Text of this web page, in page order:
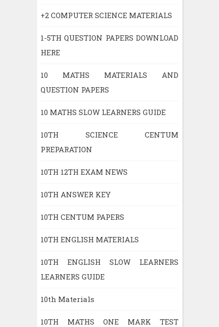
+2 COMPUTER SCIENCE MATERIALS
1-5TH QUESTION PAPERS DOWNLOAD
HERE
10 MATHS MATERIALS AND
QUESTION PAPERS
10 MATHS SLOW LEARNERS GUIDE
10TH SCIENCE CENTUM
PREPARATION
10TH 12TH EXAM NEWS
10TH ANSWER KEY
10TH CENTUM PAPERS
10TH ENGLISH MATERIALS
10TH ENGLISH SLOW LEARNERS
LEARNERS GUIDE
10th Materials
10TH MATHS ONE MARK TEST